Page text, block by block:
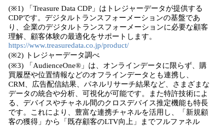
(※1) 「Treasure Data CDP」はトレジャーデータが提供する
CDPです。デジタルトランスフォーメーションの基盤であ
り、企業のデジタルトランスフォーメーションに必要な顧客
理解、顧客体験の最適化をサポートします。
https://www.treasuredata.co.jp/product/
(※2) トレジャーデータ調べ
(※3) 「AudienceOne®」は、オンラインデータに限らず、購
買履歴や位置情報などのオフラインデータとも連携し、
CRM、広告配信結果、パネルリサーチ結果など、さまざまな
データの統合や分析、可視化が可能です。また特許技術によ
る、デバイスやチャネル間のクロスデバイス推定機能も特長
です。これにより、豊富な連携チャネルを活用し、「新規顧
客の獲得」から「既存顧客のLTV向上」までフルファネル